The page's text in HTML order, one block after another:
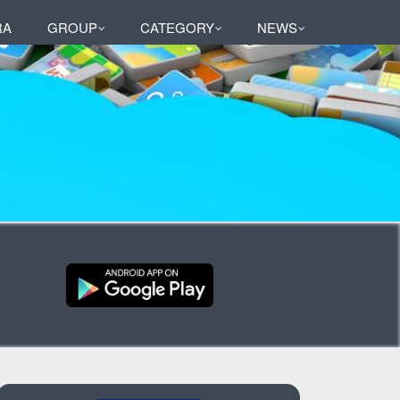
GROUP CATEGORY NEWS